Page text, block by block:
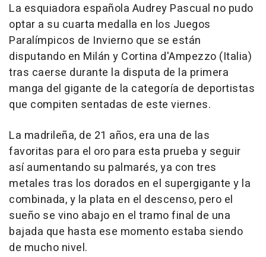
La esquiadora española Audrey Pascual no pudo
optar a su cuarta medalla en los Juegos
Paralímpicos de Invierno que se están
disputando en Milán y Cortina d'Ampezzo (Italia)
tras caerse durante la disputa de la primera
manga del gigante de la categoría de deportistas
que compiten sentadas de este viernes.
La madrileña, de 21 años, era una de las
favoritas para el oro para esta prueba y seguir
así aumentando su palmarés, ya con tres
metales tras los dorados en el supergigante y la
combinada, y la plata en el descenso, pero el
sueño se vino abajo en el tramo final de una
bajada que hasta ese momento estaba siendo
de mucho nivel.